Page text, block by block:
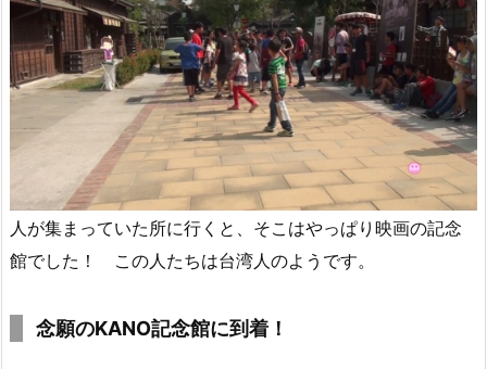
人が集まっていた所に行くと、そこはやっぱり映画の記念
館でした！ この人たちは台湾人のようです。
念願のKANO記念館に到着！